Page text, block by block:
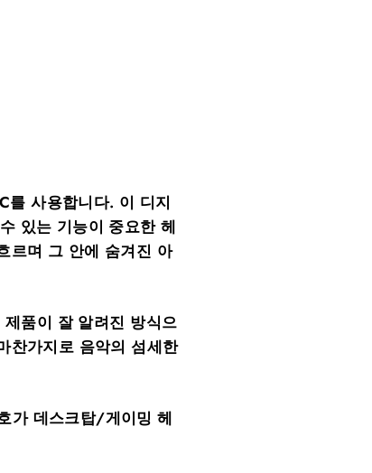
를 사용합니다. 이 디지
있는 기능이 중요한 헤
르며 그 안에 숨겨진 아
품이 잘 알려진 방식으
찬가지로 음악의 섬세한
가 데스크탑/게이밍 헤